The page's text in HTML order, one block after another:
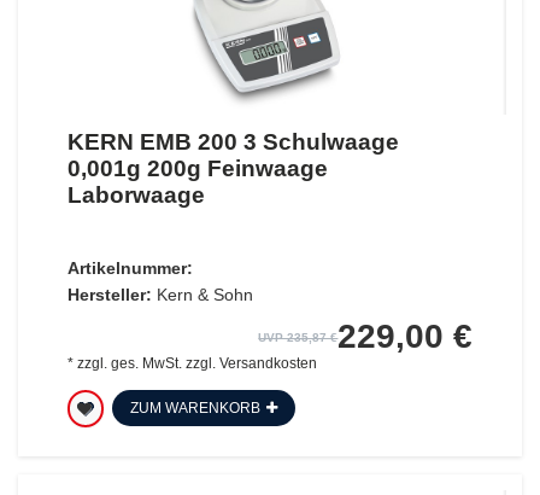
KERN EMB 200 3 Schulwaage
0,001g 200g Feinwaage
Laborwaage
Artikelnummer:
Hersteller: Kern & Sohn
UVP 235,87 €229,00 €
* zzgl. ges. MwSt. zzgl. Versandkosten
ZUM WARENKORB